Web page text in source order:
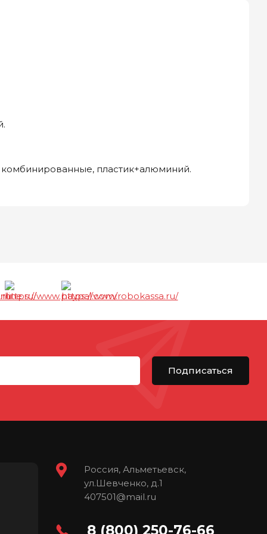
пластик+алюминий.
Подписаться
Россия, Альметьевск,
ул.Шевченко, д.1
407501@mail.ru
8 (800) 250-76-66